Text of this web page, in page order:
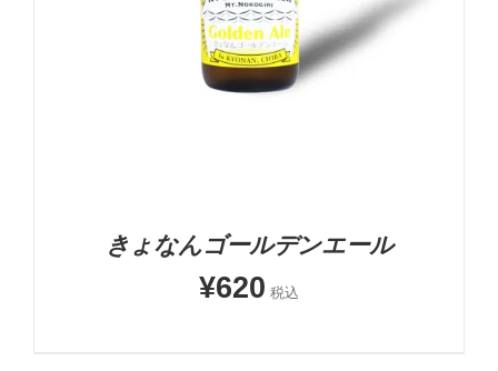
きょなんゴールデンエール
¥620 税込